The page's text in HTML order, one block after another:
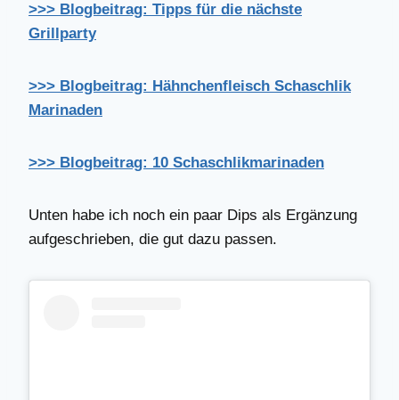
>>> Blogbeitrag: Tipps für die nächste
Grillparty
>>> Blogbeitrag: Hähnchenfleisch Schaschlik
Marinaden
>>> Blogbeitrag: 10 Schaschlikmarinaden
Unten habe ich noch ein paar Dips als Ergänzung
aufgeschrieben, die gut dazu passen.